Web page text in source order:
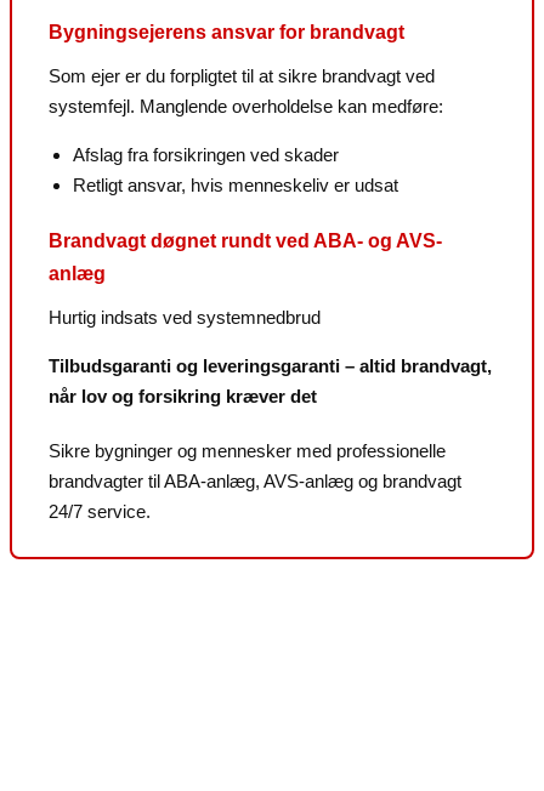
Bygningsejerens ansvar for brandvagt
Som ejer er du forpligtet til at sikre brandvagt ved
systemfejl. Manglende overholdelse kan medføre:
Afslag fra forsikringen ved skader
Retligt ansvar, hvis menneskeliv er udsat
Brandvagt døgnet rundt ved ABA- og AVS-
anlæg
Hurtig indsats ved systemnedbrud
Tilbudsgaranti og leveringsgaranti – altid brandvagt,
når lov og forsikring kræver det
Sikre bygninger og mennesker med professionelle
brandvagter til ABA-anlæg, AVS-anlæg og brandvagt
24/7 service.